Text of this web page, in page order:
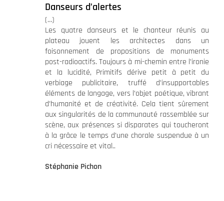
Danseurs d’alertes
(…)
Les quatre danseurs et le chanteur réunis au
plateau jouent les architectes dans un
foisonnement de propositions de monuments
post-radioactifs. Toujours à mi-chemin entre l’ironie
et la lucidité, Primitifs dérive petit à petit du
verbiage publicitaire, truffé d’insupportables
éléments de langage, vers l’objet poétique, vibrant
d’humanité et de créativité. Cela tient sûrement
aux singularités de la communauté rassemblée sur
scène, aux présences si disparates qui toucheront
à la grâce le temps d’une chorale suspendue à un
cri nécessaire et vital..
Stéphanie Pichon